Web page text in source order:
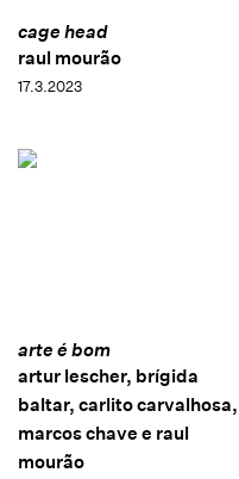
cage head
raul mourão
17.3.2023
arte é bom
artur lescher, brígida
baltar, carlito carvalhosa,
marcos chave e raul
mourão